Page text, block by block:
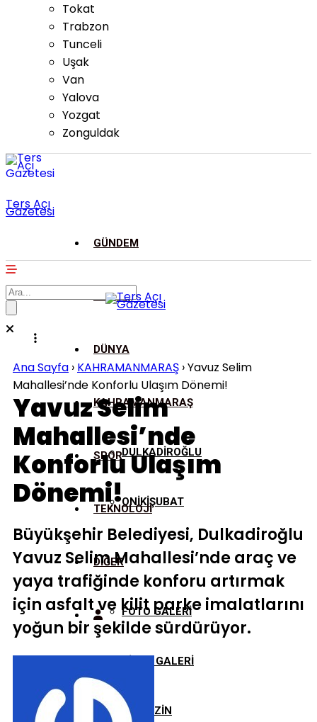
Tokat
Trabzon
Tunceli
Uşak
Van
Yalova
Yozgat
Zonguldak
Ters Açı
Gazetesi
GÜNDEM
ASAYİŞ
DÜNYA
KAHRAMANMARAŞ
DULKADİROĞLU
ONİKİŞUBAT
SPOR
TEKNOLOJİ
DİĞER
FOTO GALERİ
VİDEO GALERİ
MAGAZİN
Ana Sayfa › KAHRAMANMARAŞ ›Yavuz Selim
Mahallesi’nde Konforlu Ulaşım Dönemi!
Yavuz Selim
Mahallesi’nde
Konforlu Ulaşım
Dönemi!
Büyükşehir Belediyesi, Dulkadiroğlu
Yavuz Selim Mahallesi’nde araç ve
yaya trafiğinde konforu artırmak
için asfalt ve kilit parke imalatlarını
yoğun bir şekilde sürdürüyor.